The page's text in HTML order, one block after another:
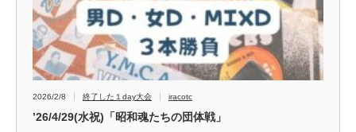
2026/2/8 終了した１day大会 iracotc
’26/4/29(水祝)「昭和魂たちの団体戦」